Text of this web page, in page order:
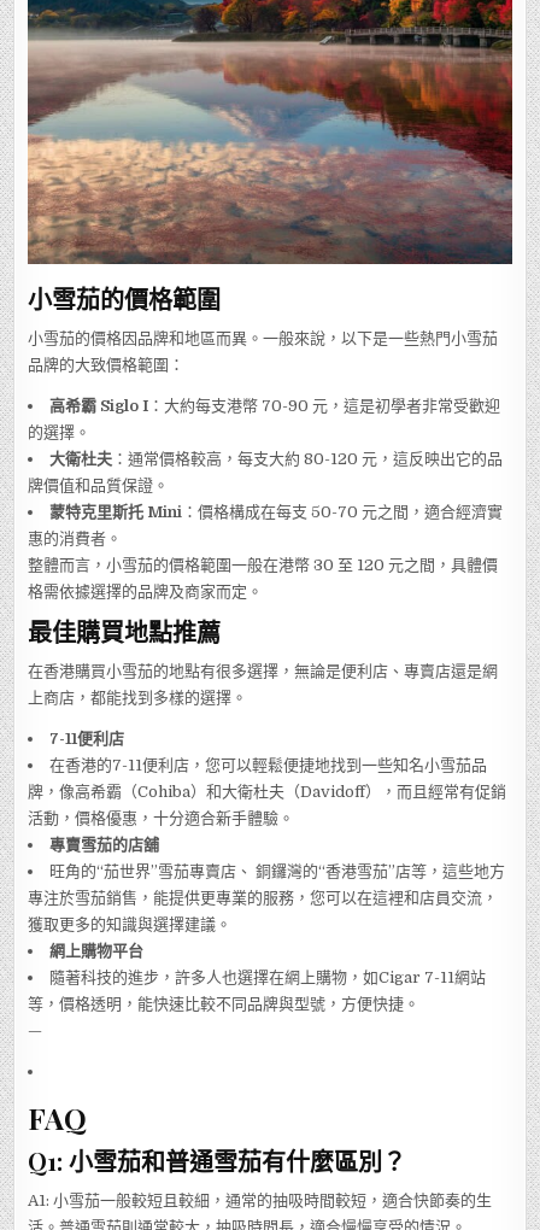
小雪茄的價格範圍
小雪茄的價格因品牌和地區而異。一般來說，以下是一些熱門小雪茄
品牌的大致價格範圍：
高希霸 Siglo I ：大約每支港幣 70-90 元，這是初學者非常受歡迎
的選擇。
大衛杜夫 ：通常價格較高，每支大約 80-120 元，這反映出它的品
牌價值和品質保證。
蒙特克里斯托 Mini ：價格構成在每支 50-70 元之間，適合經濟實
惠的消費者。
整體而言，小雪茄的價格範圍一般在港幣 30 至 120 元之間，具體價
格需依據選擇的品牌及商家而定。
最佳購買地點推薦
在香港購買小雪茄的地點有很多選擇，無論是便利店、專賣店還是網
上商店，都能找到多樣的選擇。
7-11便利店
在香港的7-11便利店，您可以輕鬆便捷地找到一些知名小雪茄品
牌，像高希霸（Cohiba）和大衛杜夫（Davidoff），而且經常有促銷
活動，價格優惠，十分適合新手體驗。
專賣雪茄的店舖
旺角的“茄世界”雪茄專賣店、 銅鑼灣的“香港雪茄”店等，這些地方
專注於雪茄銷售，能提供更專業的服務，您可以在這裡和店員交流，
獲取更多的知識與選擇建議。
網上購物平台
隨著科技的進步，許多人也選擇在網上購物，如Cigar 7-11網站
等，價格透明，能快速比較不同品牌與型號，方便快捷。
—
FAQ
Q1: 小雪茄和普通雪茄有什麼區別？
A1: 小雪茄一般較短且較細，通常的抽吸時間較短，適合快節奏的生